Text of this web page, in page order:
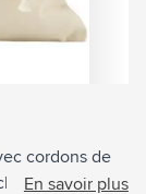
cordons de
Original
En savoir plus